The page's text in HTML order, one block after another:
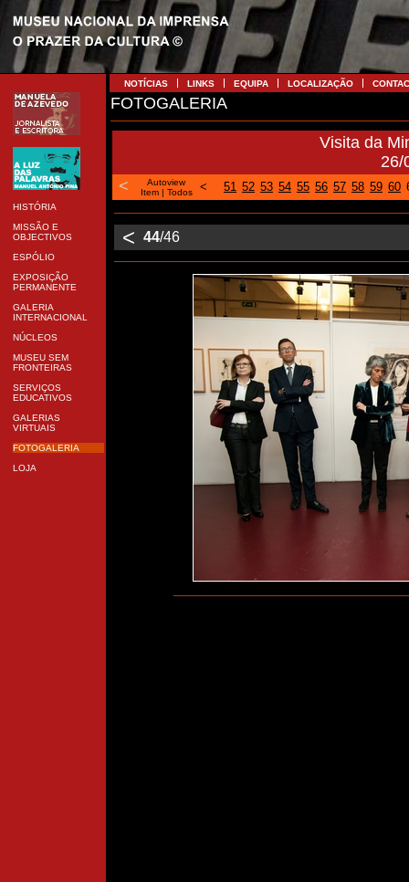
HISTÓRIA
MISSÃO E
OBJECTIVOS
ESPÓLIO
EXPOSIÇÃO
PERMANENTE
GALERIA
INTERNACIONAL
NÚCLEOS
MUSEU SEM
FRONTEIRAS
SERVIÇOS
EDUCATIVOS
GALERIAS
VIRTUAIS
FOTOGALERIA
LOJA
NOTÍCIAS LINKS EQUIPA LOCALIZAÇÃO
FOTOGALERIA
Visita da
26/
<
Autoview
Item| Todos < 51 52 53 54 55 56 57 58 59 60
< 44/46